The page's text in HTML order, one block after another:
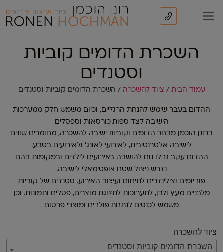
השכרת הדומים קוביות
וסטנדים
עמוד הבית / ציוד להשכרה / השכרת הדומים קוביות וסטנדים
ההדום בעבר שימש להנחת הרגליים, וכיום משמש חלק ממערכות
הישיבה לצד ספות כורסאות וספסלים
ברונן הוכמן מבחר הדומים וקוביות ישיבה להשכרה, מחומרים שונים
לישיבה אלטרנטיבית, לאירועי לאונג' ולאירועים בטבע.
ההדום עקב גדלו נוח להושבה באירועים לילדים ובמקומות בהם
נדרש ניצול שטח אופטימאלי לישיבה.
פודיומים וצילינדרים לתיחום ועיצוב האירוע. סטנדים של קוביות
מלבניים מעץ ולבן, לתערוכות לתצוגת מוצרים, פסלים ותמונות. וכן
משמש לכנסים לנתחת פולדים ומוצרי פרסום
ציוד להשכרה
השכרת הדומים קוביות וסטנדים